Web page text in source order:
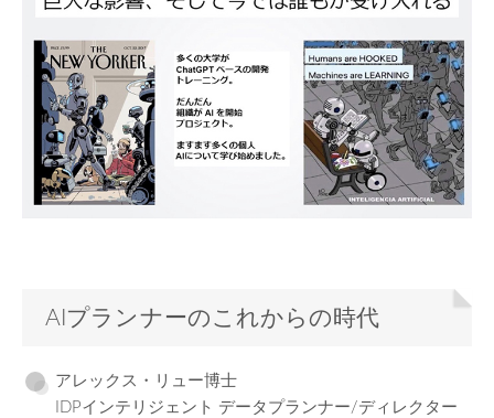
AIプランナーのこれからの時代
アレックス・リュー博士
IDPインテリジェント データプランナー/ディレクター